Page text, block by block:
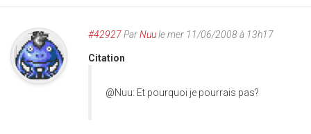
#42927ParNuule mer 11/06/2008 à 13h17
Citation
@Nuu: Et pourquoi je pourrais pas?